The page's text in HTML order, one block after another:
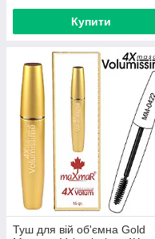
Купити
Туш для вій об'ємна Gold